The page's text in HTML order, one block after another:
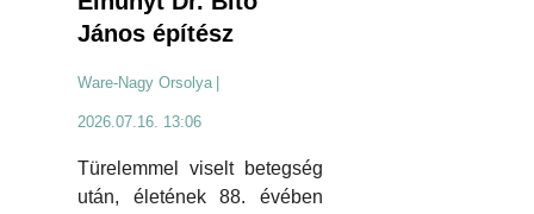
János építész
Ware-Nagy Orsolya
2026.07.16. 13:06
Türelemmel viselt betegség
után, életének 88. évében